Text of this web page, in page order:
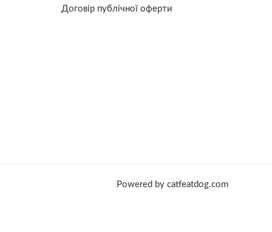
Договір публічної оферти
Powered by catfeatdog.com